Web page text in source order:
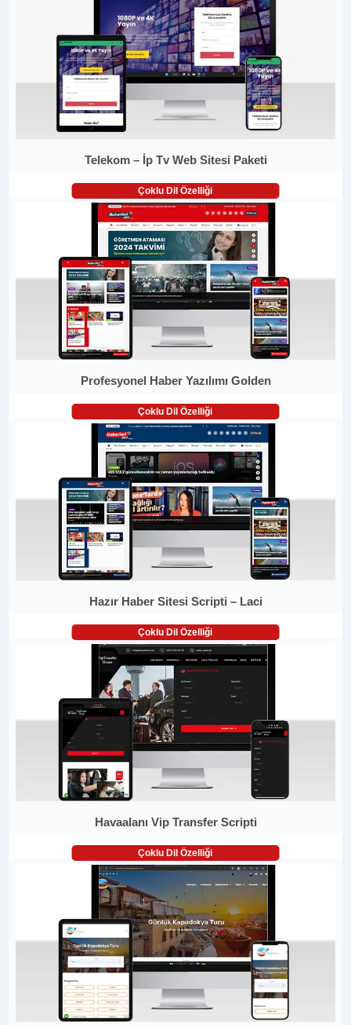
Telekom – İp Tv Web Sitesi Paketi
Çoklu Dil Özelliği
Profesyonel Haber Yazılımı Golden
Çoklu Dil Özelliği
Hazır Haber Sitesi Scripti – Laci
Çoklu Dil Özelliği
Havaalanı Vip Transfer Scripti
Çoklu Dil Özelliği